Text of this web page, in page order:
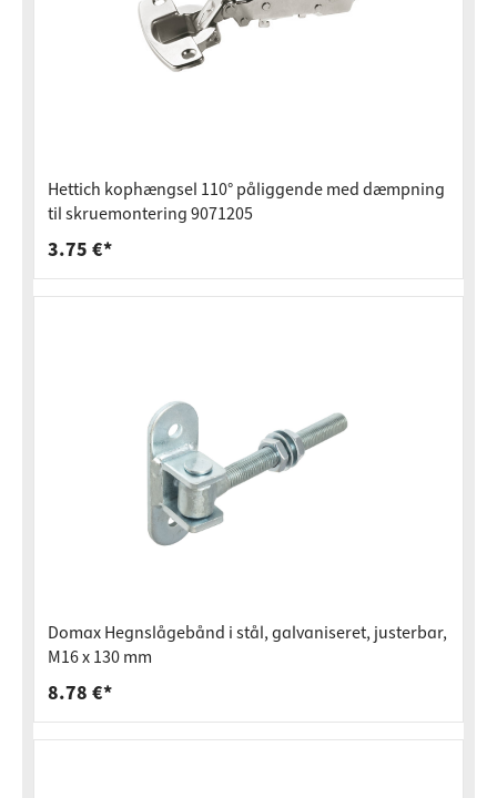
Hettich kophængsel 110° påliggende med dæmpning
til skruemontering 9071205
3.75 €*
Domax Hegnslågebånd i stål, galvaniseret, justerbar,
M16 x 130 mm
8.78 €*